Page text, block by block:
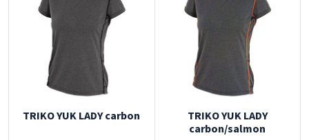
TRIKO YUK LADY carbon
TRIKO YUK LADY
carbon/salmon